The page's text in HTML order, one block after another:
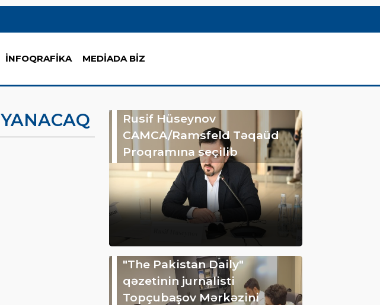
İNFOQRAFİKA MEDİADA BİZ
YANACAQ
Rusif Hüseynov
CAMCA/Ramsfeld Təqaüd
Proqramına seçilib
"The Pakistan Daily"
qəzetinin jurnalisti
Topçubaşov Mərkəzini